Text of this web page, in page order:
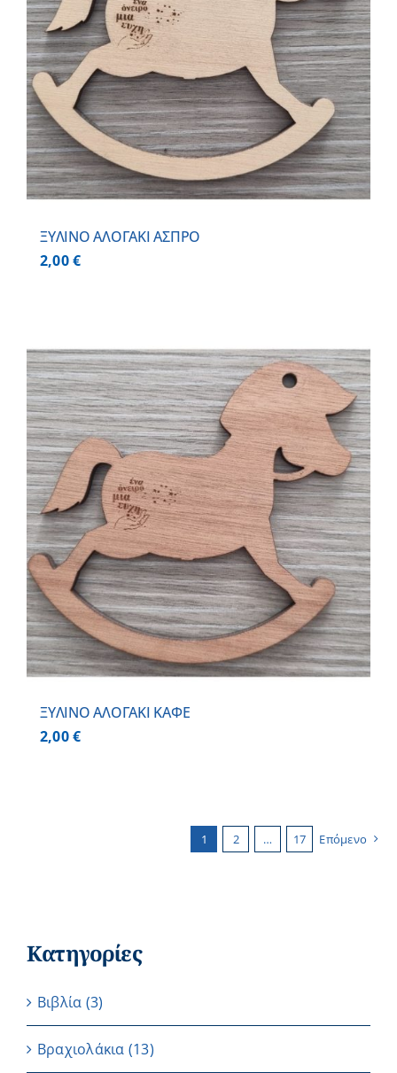
ΞΥΛΙΝΟ ΑΛΟΓΑΚΙ ΑΣΠΡΟ
2,00€
ΞΥΛΙΝΟ ΑΛΟΓΑΚΙ ΚΑΦΕ
2,00€
1 2 … 17 Επόμενο
Κατηγορίες
Βιβλία (3)
Βραχιολάκια (13)